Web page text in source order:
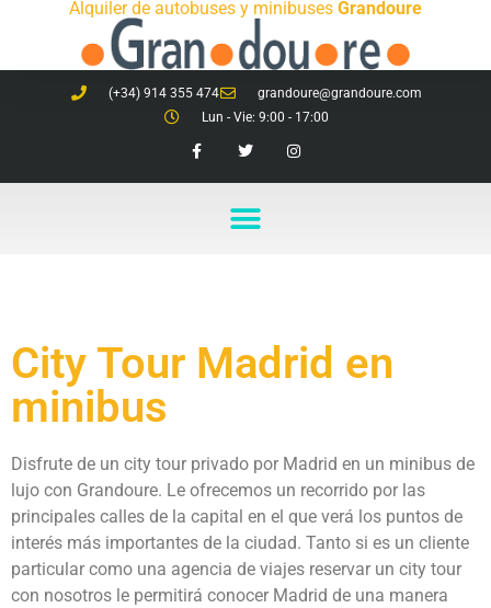
Alquiler de autobuses y minibuses Grandoure
(+34) 914 355 474
grandoure@grandoure.com
Lun - Vie: 9:00 - 17:00
City Tour Madrid en
minibus
Disfrute de un city tour privado por Madrid en un minibus de
lujo con Grandoure. Le ofrecemos un recorrido por las
principales calles de la capital en el que verá los puntos de
interés más importantes de la ciudad. Tanto si es un cliente
particular como una agencia de viajes reservar un city tour
con nosotros le permitirá conocer Madrid de una manera